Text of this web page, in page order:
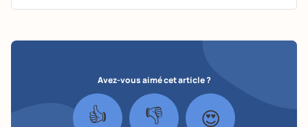
Avez-vous aimé cet article ?
👍 👎 😍